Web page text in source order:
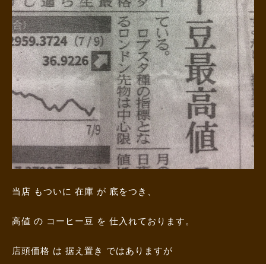
当店 もついに 在庫 が 底をつき、
高値 の コーヒー豆 を 仕入れております。
店頭価格 は 据え置き ではありますが